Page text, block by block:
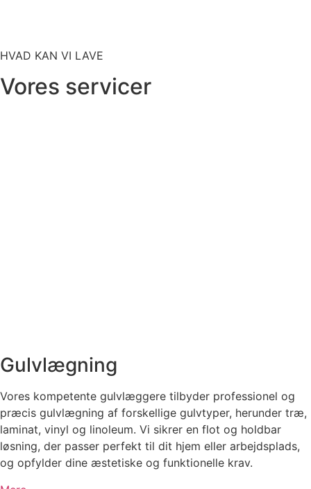
HVAD KAN VI LAVE
Vores servicer
Gulvlægning
Vores kompetente gulvlæggere tilbyder professionel og
præcis gulvlægning af forskellige gulvtyper, herunder træ,
laminat, vinyl og linoleum. Vi sikrer en flot og holdbar
løsning, der passer perfekt til dit hjem eller arbejdsplads,
og opfylder dine æstetiske og funktionelle krav.